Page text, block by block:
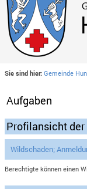
Sie sind hier: Gemeinde
Aufgaben
Profilansicht
Wildschaden;
Berechtigte können einen